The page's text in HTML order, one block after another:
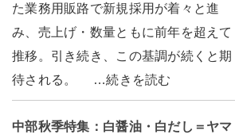
た業務用販路で新規採用が着々と進
み、売上げ・数量ともに前年を超えて
推移。引き続き、この基調が続くと期
待される。 …続きを読む
中部秋季特集：白醤油・白だし＝ヤマ